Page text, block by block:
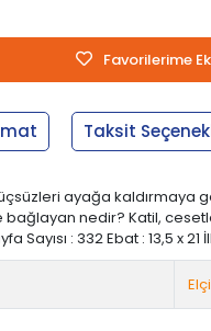
Favorilerime
Taksit
ayağa kaldırmaya
nedir? Katil,
: 332 Ebat : 13,5 x 21 İlk